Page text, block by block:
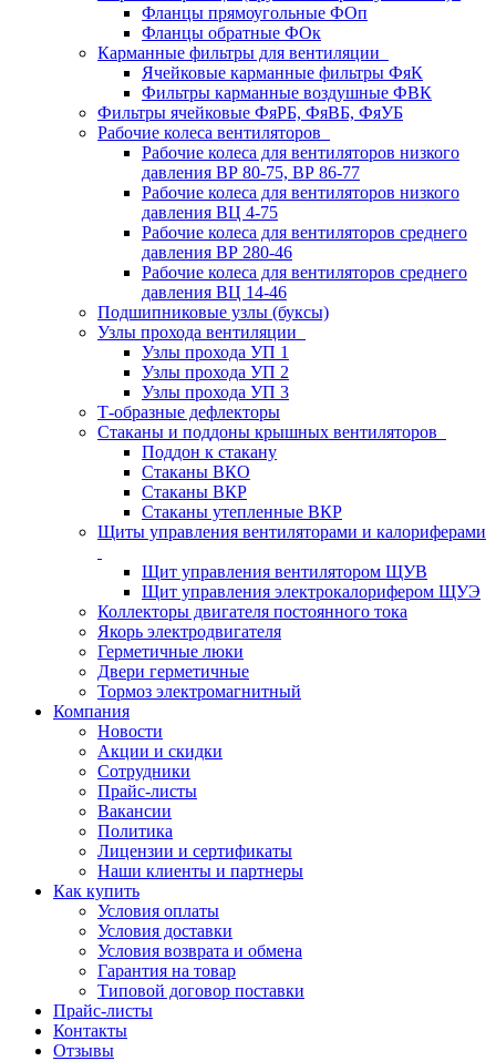
Фланцы прямоугольные ФОп
Фланцы обратные ФОк
Карманные фильтры для вентиляции
Ячейковые карманные фильтры ФяК
Фильтры карманные воздушные ФВК
Фильтры ячейковые ФяРБ, ФяВБ, ФяУБ
Рабочие колеса вентиляторов
Рабочие колеса для вентиляторов низкого
давления ВР 80-75, ВР 86-77
Рабочие колеса для вентиляторов низкого
давления ВЦ 4-75
Рабочие колеса для вентиляторов среднего
давления ВР 280-46
Рабочие колеса для вентиляторов среднего
давления ВЦ 14-46
Подшипниковые узлы (буксы)
Узлы прохода вентиляции
Узлы прохода УП 1
Узлы прохода УП 2
Узлы прохода УП 3
Т-образные дефлекторы
Стаканы и поддоны крышных вентиляторов
Поддон к стакану
Стаканы ВКО
Стаканы ВКР
Стаканы утепленные ВКР
Щиты управления вентиляторами и калориферами
Щит управления вентилятором ЩУВ
Щит управления электрокалорифером ЩУЭ
Коллекторы двигателя постоянного тока
Якорь электродвигателя
Герметичные люки
Двери герметичные
Тормоз электромагнитный
Компания
Новости
Акции и скидки
Сотрудники
Прайс-листы
Вакансии
Политика
Лицензии и сертификаты
Наши клиенты и партнеры
Как купить
Условия оплаты
Условия доставки
Условия возврата и обмена
Гарантия на товар
Типовой договор поставки
Прайс-листы
Контакты
Отзывы